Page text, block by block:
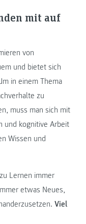
mit auf
von
und bietet sich
in einem Thema
zu
muss man sich mit
und kognitive Arbeit
Wissen und
Lernen immer
etwas Neues,
Viel